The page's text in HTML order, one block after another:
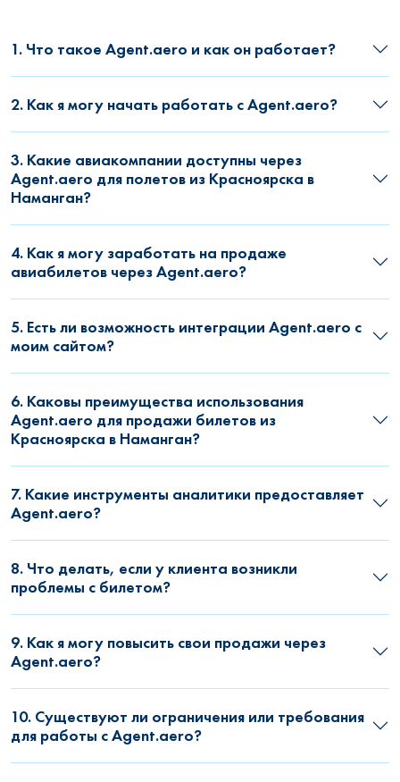
1. Что такое Agent.aero и как он работает?
2. Как я могу начать работать с Agent.aero?
3. Какие авиакомпании доступны через
Agent.aero для полетов из Красноярска в
Наманган?
4. Как я могу заработать на продаже
авиабилетов через Agent.aero?
5. Есть ли возможность интеграции Agent.aero с
моим сайтом?
6. Каковы преимущества использования
Agent.aero для продажи билетов из
Красноярска в Наманган?
7. Какие инструменты аналитики предоставляет
Agent.aero?
8. Что делать, если у клиента возникли
проблемы с билетом?
9. Как я могу повысить свои продажи через
Agent.aero?
10. Существуют ли ограничения или требования
для работы с Agent.aero?